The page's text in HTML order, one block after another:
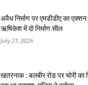
अवैध निर्माण पर एमडीडीए का
ऋषिकेश में दो निर्माण सील
July 27, 2026
खतरनाक : बलबीर रोड पर चोरी का